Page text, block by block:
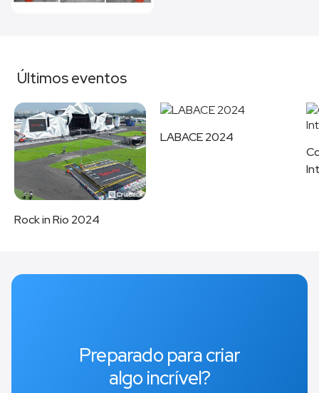
Últimos eventos
Rock in Rio 2024
LABACE 2024
Preparado para criar
algo incrível?